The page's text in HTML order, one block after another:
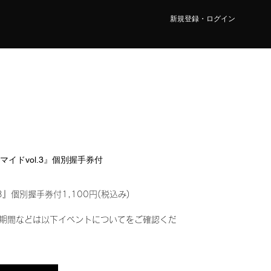
新規登録・ログイン
イドvol.3』個別握手券付
』個別握手券付1,100円(税込み)
間などは以下イベントについてをご確認くだ